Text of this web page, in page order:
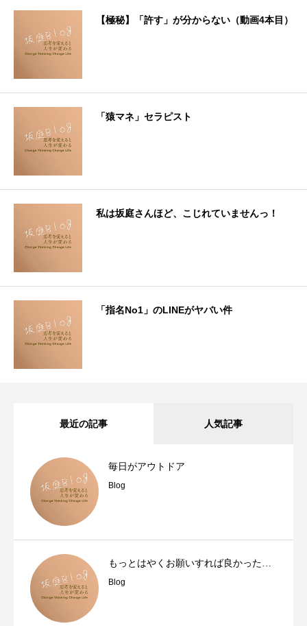
【極秘】「許す」が分からない（動画4本目）
「猿マネ」セラピスト
私は坂庭さんほど、こじれていませんっ！
「指名No1」のLINEがヤバい件
最近の記事 人気記事
毎日がアウトドア
Blog
もっとはやくお願いすれば良かった…
Blog